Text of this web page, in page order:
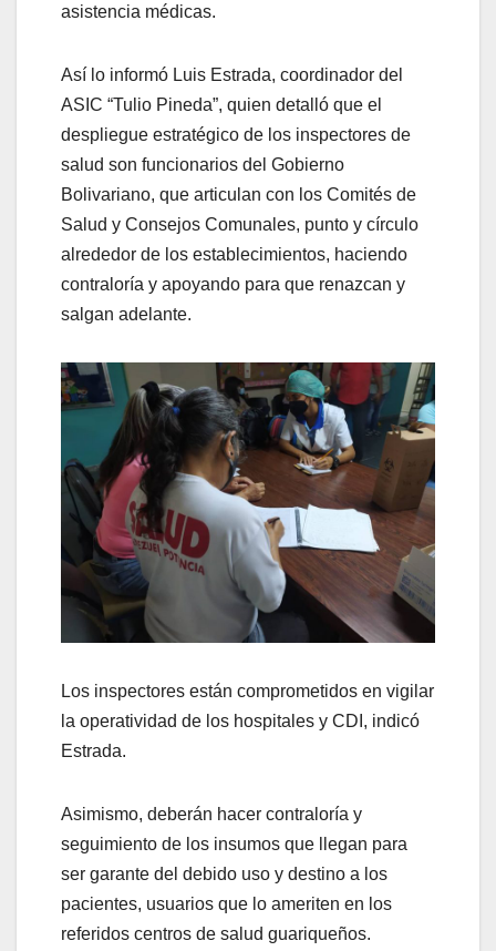
asistencia médicas.
Así lo informó Luis Estrada, coordinador del
ASIC “Tulio Pineda”, quien detalló que el
despliegue estratégico de los inspectores de
salud son funcionarios del Gobierno
Bolivariano, que articulan con los Comités de
Salud y Consejos Comunales, punto y círculo
alrededor de los establecimientos, haciendo
contraloría y apoyando para que renazcan y
salgan adelante.
Los inspectores están comprometidos en vigilar
la operatividad de los hospitales y CDI, indicó
Estrada.
Asimismo, deberán hacer contraloría y
seguimiento de los insumos que llegan para
ser garante del debido uso y destino a los
pacientes, usuarios que lo ameriten en los
referidos centros de salud guariqueños.